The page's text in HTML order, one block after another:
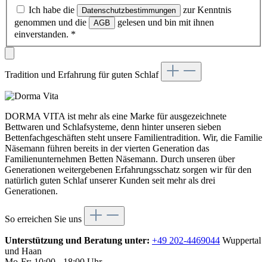
Ich habe die Datenschutzbestimmungen
zur Kenntnis
genommen und die
AGB
gelesen und bin mit ihnen
einverstanden. *
Tradition und Erfahrung für guten Schlaf
DORMA VITA ist mehr als eine Marke für ausgezeichnete
Bettwaren und Schlafsysteme, denn hinter unseren sieben
Bettenfachgeschäften steht unsere Familientradition. Wir, die Familie
Näsemann führen bereits in der vierten Generation das
Familienunternehmen Betten Näsemann. Durch unseren über
Generationen weitergebenen Erfahrungsschatz sorgen wir für den
natürlich guten Schlaf unserer Kunden seit mehr als drei
Generationen.
So erreichen Sie uns
Unterstützung und Beratung unter: +49 202-4469044 Wuppertal
und Haan